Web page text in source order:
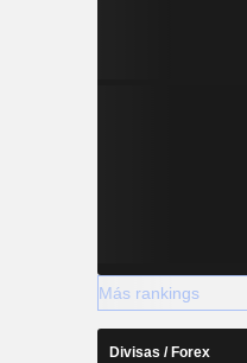
Más rankings
Divisas / Forex